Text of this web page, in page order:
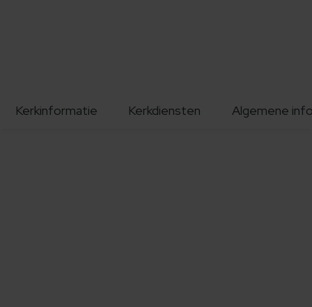
Kerkinformatie Kerkdiensten Algemene